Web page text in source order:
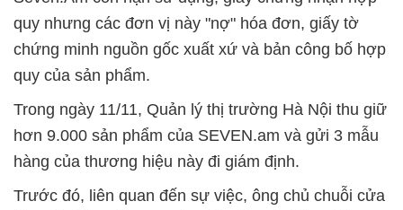
quy nhưng các đơn vị này "nợ" hóa đơn, giấy tờ
chứng minh nguồn gốc xuất xứ và bản công bố hợp
quy của sản phẩm.
Trong ngày 11/11, Quản lý thị trường Hà Nội thu giữ
hơn 9.000 sản phẩm của SEVEN.am và gửi 3 mẫu
hàng của thương hiệu này đi giám định.
Trước đó, liên quan đến sự việc, ông chủ chuỗi cửa